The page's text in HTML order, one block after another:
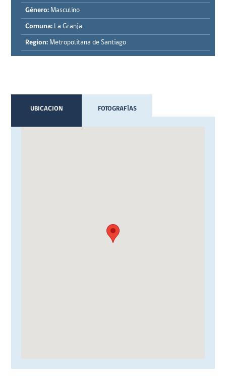
Género: Masculino
Comuna: La Granja
Region: Metropolitana de Santiago
UBICACION FOTOGRAFÍAS